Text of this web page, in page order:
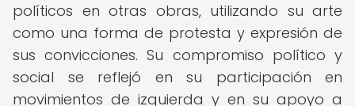
políticos en otras obras, utilizando su arte
como una forma de protesta y expresión de
sus convicciones. Su compromiso político y
social se reflejó en su participación en
movimientos de izquierda y en su apoyo a